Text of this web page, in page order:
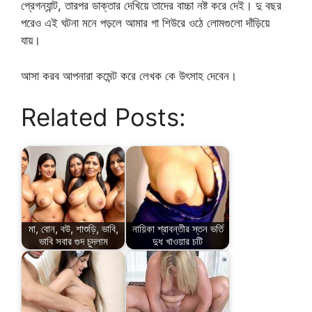
প্রেগন্যান্ট, তারপর ডাক্তার দেখিয়ে তাদের বাচ্চা নষ্ট করে দেই। দু বছর
পরেও এই ঘটনা মনে পড়লে আমার গা শিউরে ওঠে লোমগুলো দাঁড়িয়ে
যায়।
আসা করব আপনারা কমেন্ট করে লেখক কে উৎসাহ দেবেন।
Related Posts:
মা, বোন, বউ, শাশুড়ি, ভাবি,
ভাবি সবার গুদ চুদলাম
নায়িকা শ্রাবন্তীর স্তন ভর্তি
দুধ খাওয়ার চটি